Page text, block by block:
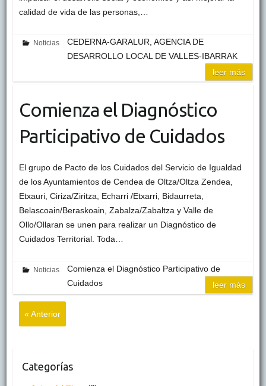
calidad de vida de las personas,…
Noticias
CEDERNA-GARALUR, AGENCIA DE
DESARROLLO LOCAL DE VALLES-IBARRAK
leer más
Comienza el Diagnóstico
Participativo de Cuidados
El grupo de Pacto de los Cuidados del Servicio de Igualdad
de los Ayuntamientos de Cendea de Oltza/Oltza Zendea,
Etxauri, Ciriza/Ziritza, Echarri /Etxarri, Bidaurreta,
Belascoain/Beraskoain, Zabalza/Zabaltza y Valle de
Ollo/Ollaran se unen para realizar un Diagnóstico de
Cuidados Territorial. Toda…
Noticias
Comienza el Diagnóstico Participativo de
Cuidados
leer más
« Anterior
Categorías